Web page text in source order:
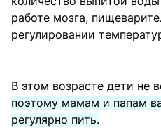
работе мозга,
регулировании
В этом возрасте дети не
поэтому мамам и папам
регулярно пить.